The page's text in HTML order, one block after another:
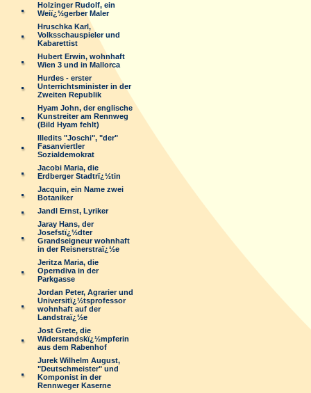
Holzinger Rudolf, ein
Weiï¿½gerber Maler
Hruschka Karl,
Volksschauspieler und
Kabarettist
Hubert Erwin, wohnhaft
Wien 3 und in Mallorca
Hurdes - erster
Unterrichtsminister in der
Zweiten Republik
Hyam John, der englische
Kunstreiter am Rennweg
(Bild Hyam fehlt)
Illedits "Joschi", "der"
Fasanviertler
Sozialdemokrat
Jacobi Maria, die
Erdberger Stadtrï¿½tin
Jacquin, ein Name zwei
Botaniker
Jandl Ernst, Lyriker
Jaray Hans, der
Josefstï¿½dter
Grandseigneur wohnhaft
in der Reisnerstraï¿½e
Jeritza Maria, die
Operndiva in der
Parkgasse
Jordan Peter, Agrarier und
Universitï¿½tsprofessor
wohnhaft auf der
Landstraï¿½e
Jost Grete, die
Widerstandskï¿½mpferin
aus dem Rabenhof
Jurek Wilhelm August,
"Deutschmeister" und
Komponist in der
Rennweger Kaserne